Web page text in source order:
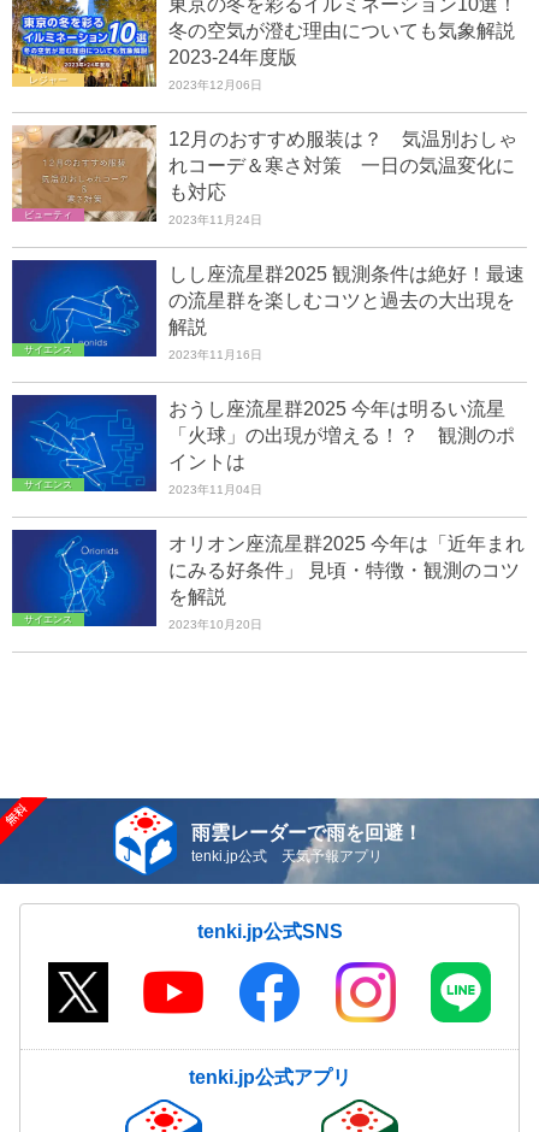
レジャー
東京の冬を彩るイルミネーション10選！
冬の空気が澄む理由についても気象解説
2023-24年度版
2023年12月06日
ビューティ
12月のおすすめ服装は？ 気温別おしゃ
れコーデ＆寒さ対策 一日の気温変化に
も対応
2023年11月24日
サイエンス
しし座流星群2025 観測条件は絶好！最速
の流星群を楽しむコツと過去の大出現を
解説
2023年11月16日
サイエンス
おうし座流星群2025 今年は明るい流星
「火球」の出現が増える！？ 観測のポ
イントは
2023年11月04日
サイエンス
オリオン座流星群2025 今年は「近年まれ
にみる好条件」 見頃・特徴・観測のコツ
を解説
2023年10月20日
雨雲レーダーで雨を回避！
tenki.jp公式 天気予報アプリ
tenki.jp公式SNS
tenki.jp公式アプリ